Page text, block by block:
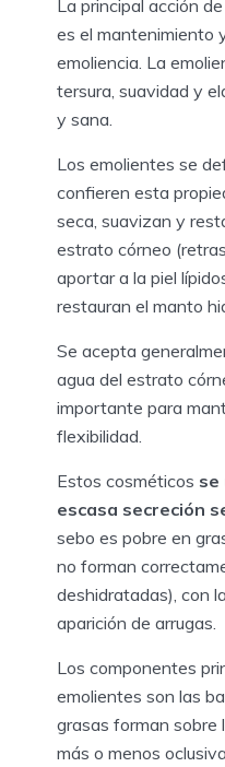
La principal acción
es el mantenimiento
emoliencia. La
tersura, suavidad y
y sana.
Los emolientes se
confieren esta
seca, suavizan y
estrato córneo
aportar a la piel
restauran el manto
Se acepta
agua del estrato
importante para
flexibilidad.
Estos cosméticos se
escasa secreción
sebo es pobre en
no forman
deshidratadas), con
aparición de arrugas.
Los componentes
emolientes son las
grasas forman sobre
más o menos